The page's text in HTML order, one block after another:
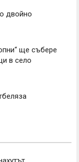
двойно
ще събере
в село